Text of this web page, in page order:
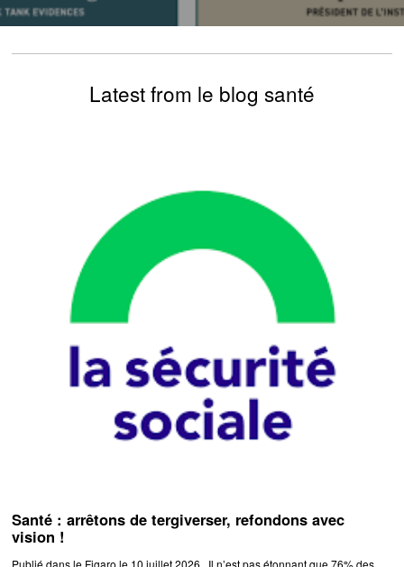
Latest from le blog santé
Santé : arrêtons de tergiverser, refondons avec
vision !